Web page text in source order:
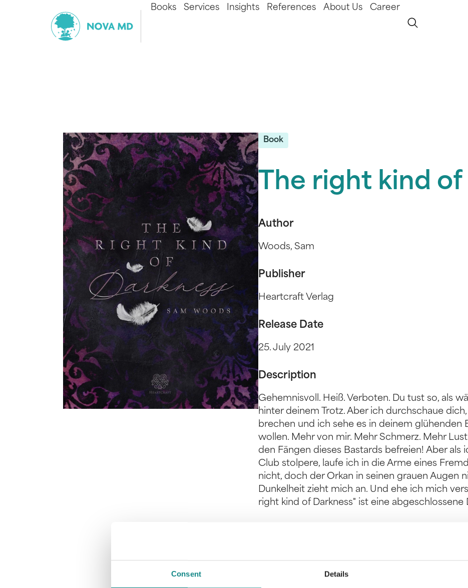
Consent Details
Books Services Insights References About Us Career
Book
The right kind
Author
Woods, Sam
Publisher
Heartcraft Verlag
Release Date
25. July 2021
Description
Gehemnisvoll. Heiß. Verboten. Du tust so, als
hinter deinem Trotz. Aber ich durchschaue
brechen und ich sehe es in deinem glühenden
wollen. Mehr von mir. Mehr Schmerz. Mehr
den Fängen dieses Bastards befreien! Aber als
Club stolpere, laufe ich in die Arme eines
nicht, doch der Orkan in seinen grauen Augen
Dunkelheit zieht mich an. Und ehe ich mich
right kind of Darkness" ist eine abgeschlossene
Information